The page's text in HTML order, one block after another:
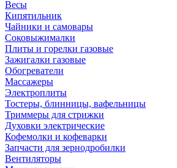
Весы
Кипятильник
Чайники и самовары
Соковыжималки
Плиты и горелки газовые
Зажигалки газовые
Обогреватели
Массажеры
Электроплиты
Тостеры, блинницы, вафельницы
Триммеры для стрижки
Духовки электрические
Кофемолки и кофеварки
Запчасти для зернодробилки
Вентиляторы